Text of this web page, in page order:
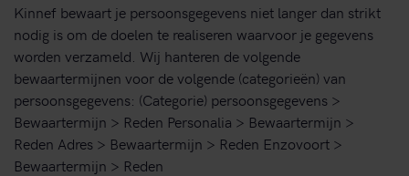
Kinnef bewaart je persoonsgegevens niet langer dan strikt
nodig is om de doelen te realiseren waarvoor je gegevens
worden verzameld. Wij hanteren de volgende
bewaartermijnen voor de volgende (categorieën) van
persoonsgegevens: (Categorie) persoonsgegevens >
Bewaartermijn > Reden Personalia > Bewaartermijn >
Reden Adres > Bewaartermijn > Reden Enzovoort >
Bewaartermijn > Reden